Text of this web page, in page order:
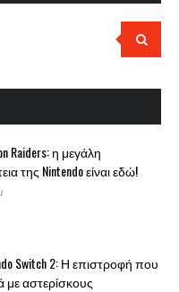
Raiders: η μεγάλη
της Nintendo είναι εδώ!
Switch 2: Η επιστροφή που
αστερίσκους